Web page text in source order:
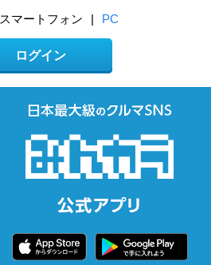
スマートフォン | PC
ログイン